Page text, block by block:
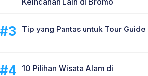
Keindahan Lain di Bromo
Tip yang Pantas untuk Tour Guide
10 Pilihan Wisata Alam di